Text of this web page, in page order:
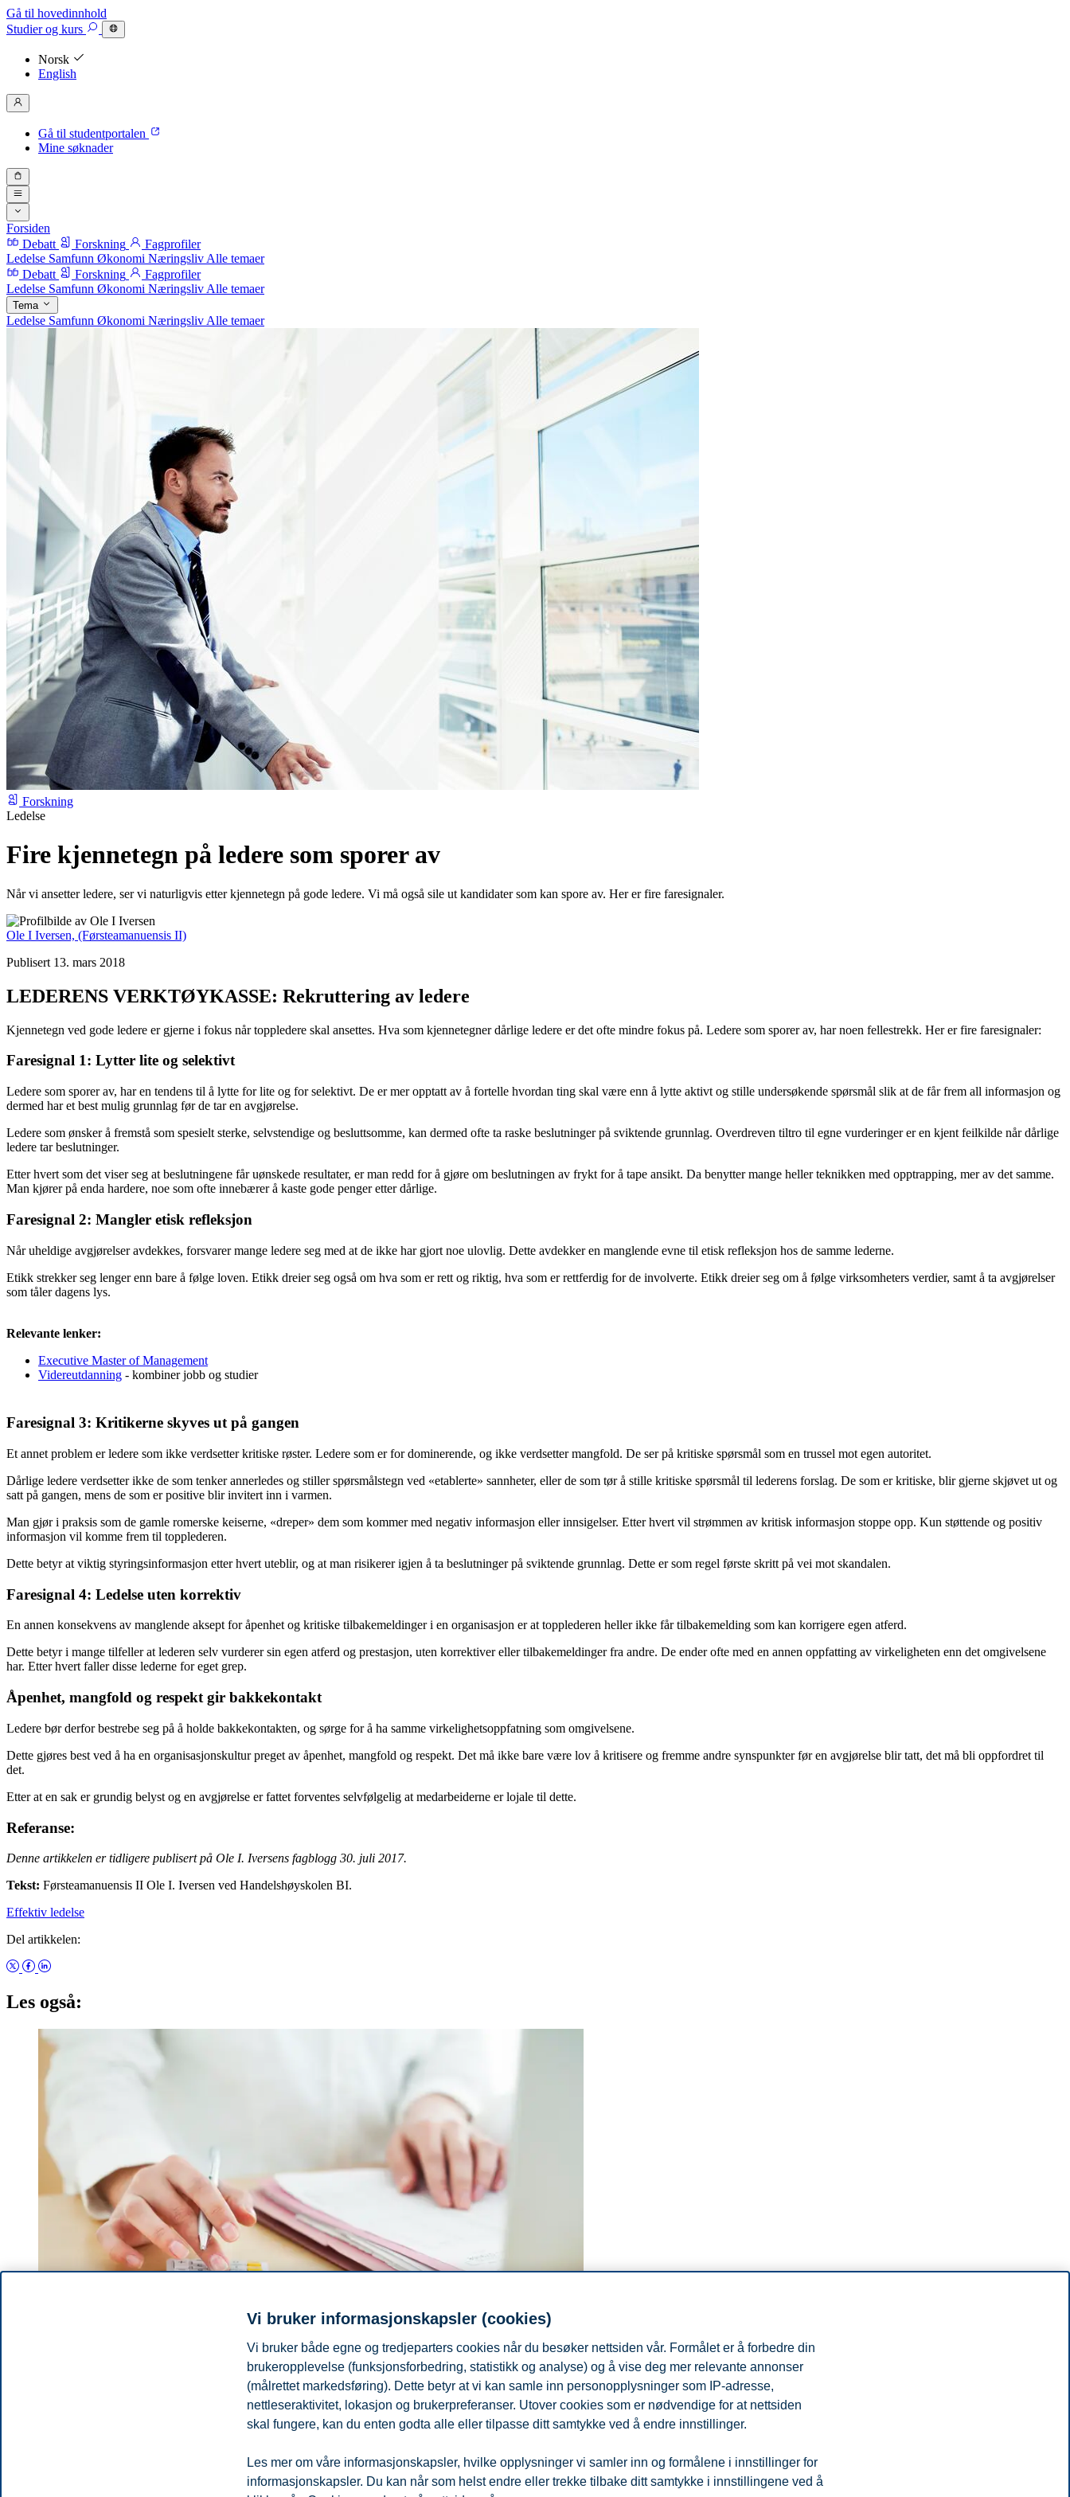
Gå til hovedinnhold
Studierog kurs
Norsk
English
Gå til studentportalen
Mine søknader
Forsiden
Debatt
Forskning
Fagprofiler
Ledelse Samfunn Økonomi Næringsliv Alle temaer
Debatt
Forskning
Fagprofiler
Ledelse Samfunn Økonomi Næringsliv Alle temaer
Tema
Ledelse Samfunn Økonomi Næringsliv Alle temaer
Forskning
Ledelse
Fire kjennetegn på ledere som sporer av
Når vi ansetter ledere, ser vi naturligvis etter kjennetegn på gode ledere. Vi må også sile ut kandidater som kan spore av. Her er fire faresignaler.
Ole I Iversen, (Førsteamanuensis II)
Publisert 13. mars 2018
LEDERENS VERKTØYKASSE: Rekruttering av ledere
Kjennetegn ved gode ledere er gjerne i fokus når toppledere skal ansettes. Hva som kjennetegner dårlige ledere er det ofte mindre fokus på. Ledere som sporer av, har noen fellestrekk. Her er fire faresignaler:
Faresignal 1: Lytter lite og selektivt
Ledere som sporer av, har en tendens til å lytte for lite og for selektivt. De er mer opptatt av å fortelle hvordan ting skal være enn å lytte aktivt og stille undersøkende spørsmål slik at de får frem all informasjon og
dermed har et best mulig grunnlag før de tar en avgjørelse.
Ledere som ønsker å fremstå som spesielt sterke, selvstendige og besluttsomme, kan dermed ofte ta raske beslutninger på sviktende grunnlag. Overdreven tiltro til egne vurderinger er en kjent feilkilde når dårlige
ledere tar beslutninger.
Etter hvert som det viser seg at beslutningene får uønskede resultater, er man redd for å gjøre om beslutningen av frykt for å tape ansikt. Da benytter mange heller teknikken med opptrapping, mer av det samme.
Man kjører på enda hardere, noe som ofte innebærer å kaste gode penger etter dårlige.
Faresignal 2: Mangler etisk refleksjon
Når uheldige avgjørelser avdekkes, forsvarer mange ledere seg med at de ikke har gjort noe ulovlig. Dette avdekker en manglende evne til etisk refleksjon hos de samme lederne.
Etikk strekker seg lenger enn bare å følge loven. Etikk dreier seg også om hva som er rett og riktig, hva som er rettferdig for de involverte. Etikk dreier seg om å følge virksomheters verdier, samt å ta avgjørelser
som tåler dagens lys.
Relevante lenker:
Executive Master of Management
Videreutdanning - kombiner jobb og studier
Faresignal 3: Kritikerne skyves ut på gangen
Et annet problem er ledere som ikke verdsetter kritiske røster. Ledere som er for dominerende, og ikke verdsetter mangfold. De ser på kritiske spørsmål som en trussel mot egen autoritet.
Dårlige ledere verdsetter ikke de som tenker annerledes og stiller spørsmålstegn ved «etablerte» sannheter, eller de som tør å stille kritiske spørsmål til lederens forslag. De som er kritiske, blir gjerne skjøvet ut og
satt på gangen, mens de som er positive blir invitert inn i varmen.
Man gjør i praksis som de gamle romerske keiserne, «dreper» dem som kommer med negativ informasjon eller innsigelser. Etter hvert vil strømmen av kritisk informasjon stoppe opp. Kun støttende og positiv
informasjon vil komme frem til topplederen.
Dette betyr at viktig styringsinformasjon etter hvert uteblir, og at man risikerer igjen å ta beslutninger på sviktende grunnlag. Dette er som regel første skritt på vei mot skandalen.
Faresignal 4: Ledelse uten korrektiv
En annen konsekvens av manglende aksept for åpenhet og kritiske tilbakemeldinger i en organisasjon er at topplederen heller ikke får tilbakemelding som kan korrigere egen atferd.
Dette betyr i mange tilfeller at lederen selv vurderer sin egen atferd og prestasjon, uten korrektiver eller tilbakemeldinger fra andre. De ender ofte med en annen oppfatting av virkeligheten enn det omgivelsene
har. Etter hvert faller disse lederne for eget grep.
Åpenhet, mangfold og respekt gir bakkekontakt
Ledere bør derfor bestrebe seg på å holde bakkekontakten, og sørge for å ha samme virkelighetsoppfatning som omgivelsene.
Dette gjøres best ved å ha en organisasjonskultur preget av åpenhet, mangfold og respekt. Det må ikke bare være lov å kritisere og fremme andre synspunkter før en avgjørelse blir tatt, det må bli oppfordret til
det.
Etter at en sak er grundig belyst og en avgjørelse er fattet forventes selvfølgelig at medarbeiderne er lojale til dette.
Referanse:
Denne artikkelen er tidligere publisert på Ole I. Iversens fagblogg 30. juli 2017.
Tekst: Førsteamanuensis II Ole I. Iversen ved Handelshøyskolen BI.
Effektiv ledelse
Del artikkelen:
Les også:
Dårlig ledelse har mange varianter, og koster dyrt for både medarbeidere, organisasjoner og samfunnet. Hvordan kan vi forebygge det?
Vi bruker informasjonskapsler (cookies)
Vi bruker både egne og tredjeparters cookies når du besøker nettsiden vår. Formålet er å forbedre din
brukeropplevelse (funksjonsforbedring, statistikk og analyse) og å vise deg mer relevante annonser
(målrettet markedsføring). Dette betyr at vi kan samle inn personopplysninger som IP-adresse,
nettleseraktivitet, lokasjon og brukerpreferanser. Utover cookies som er nødvendige for at nettsiden
skal fungere, kan du enten godta alle eller tilpasse ditt samtykke ved å endre innstillinger.
Les mer om våre informasjonskapsler, hvilke opplysninger vi samler inn og formålene i innstillinger for
informasjonskapsler. Du kan når som helst endre eller trekke tilbake ditt samtykke i innstillingene ved å